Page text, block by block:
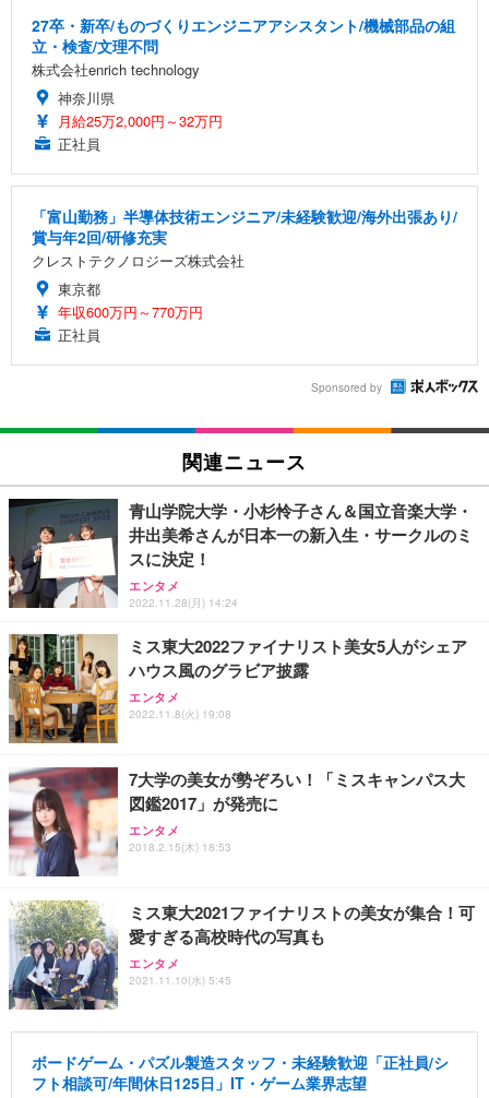
27卒・新卒/ものづくりエンジニアアシスタント/機械部品の組
立・検査/文理不問
株式会社enrich technology
神奈川県
月給25万2,000円～32万円
正社員
「富山勤務」半導体技術エンジニア/未経験歓迎/海外出張あり/
賞与年2回/研修充実
クレストテクノロジーズ株式会社
東京都
年収600万円～770万円
正社員
Sponsored by
関連ニュース
青山学院大学・小杉怜子さん＆国立音楽大学・
井出美希さんが日本一の新入生・サークルのミ
スに決定！
エンタメ
2022.11.28(月) 14:24
ミス東大2022ファイナリスト美女5人がシェア
ハウス風のグラビア披露
エンタメ
2022.11.8(火) 19:08
7大学の美女が勢ぞろい！「ミスキャンパス大
図鑑2017」が発売に
エンタメ
2018.2.15(木) 18:53
ミス東大2021ファイナリストの美女が集合！可
愛すぎる高校時代の写真も
エンタメ
2021.11.10(水) 5:45
ボードゲーム・パズル製造スタッフ・未経験歓迎「正社員/シ
フト相談可/年間休日125日」IT・ゲーム業界志望